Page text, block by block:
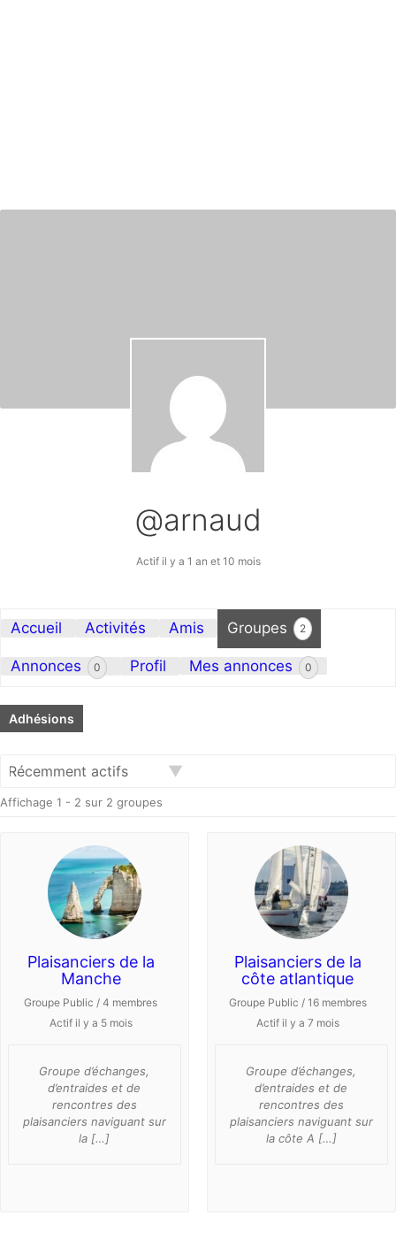
@arnaud
Actif il y a 1 an et 10 mois
Accueil Activités Amis Groupes 2
Annonces 0 Profil Mes annonces 0
Adhésions
par:
Affichage 1 - 2 sur 2 groupes
Plaisanciers de la
Manche
Groupe Public / 4 membres
Actif il y a 5 mois
Groupe d’échanges,
d’entraides et de
rencontres des
plaisanciers naviguant sur
la […]
Plaisanciers de la
côte atlantique
Groupe Public / 16 membres
Actif il y a 7 mois
Groupe d’échanges,
d’entraides et de
rencontres des
plaisanciers naviguant sur
la côte A […]